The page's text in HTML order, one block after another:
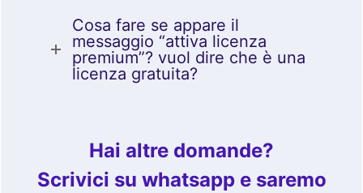
Cosa fare se appare il
messaggio “attiva licenza
premium”? vuol dire che è una
licenza gratuita?
Hai altre domande?
Scrivici su whatsapp e saremo